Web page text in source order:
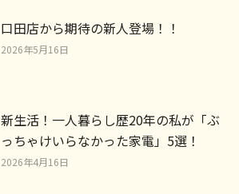
口田店から期待の新人登場！！
2026年5月16日
新生活！一人暮らし歴20年の私が「ぶ
っちゃけいらなかった家電」5選！
2026年4月16日